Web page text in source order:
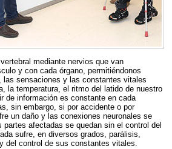
mediante nervios que van
y con cada órgano, permitiéndonos
las sensaciones y las constantes vitales
la temperatura, el ritmo del latido de nuestro
de información es constante en cada
sin embargo, si por accidente o por
un daño y las conexiones neuronales se
partes afectadas se quedan sin el control del
sufre, en diversos grados, parálisis,
del control de sus constantes vitales.